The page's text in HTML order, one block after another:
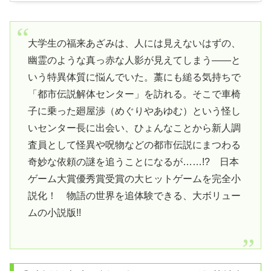
大学生の福来あざみは、人には見えないはずの、
幽霊のような真っ赤な人影が見えてしまう――と
いう特異体質に悩んでいた。藁にも縋る気持ちで
「都市伝説解体センター」を訪れる。そこで車椅
子に乗った廻屋渉（めぐりやあゆむ）という怪し
いセンター長に出会い、ひょんなことから新人調
査員として怪異や呪物などの都市伝説にまつわる
奇妙な依頼の謎を追うことになるが……!? 日本
ゲーム大賞優秀賞受賞の大ヒットゲームを完全小
説化！ 物語の世界を追体験できる、大ボリュー
ムの小説版!!